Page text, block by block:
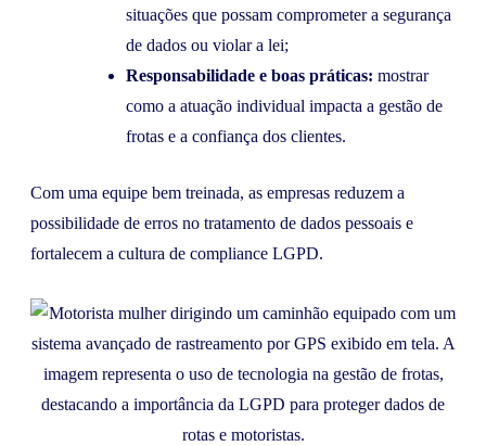
situações que possam comprometer a segurança
de dados ou violar a lei;
Responsabilidade e boas práticas: mostrar
como a atuação individual impacta a gestão de
frotas e a confiança dos clientes.
Com uma equipe bem treinada, as empresas reduzem a
possibilidade de erros no tratamento de dados pessoais e
fortalecem a cultura de compliance LGPD.